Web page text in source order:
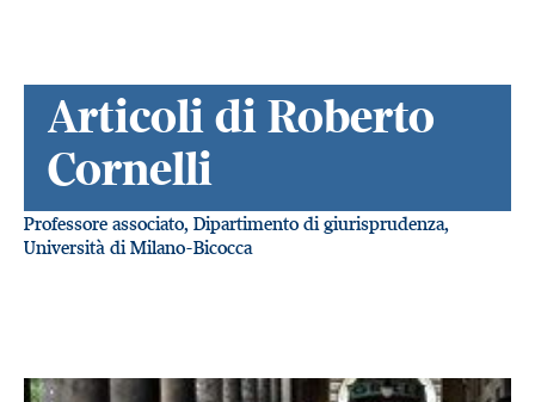
Articoli di Roberto
Cornelli
Professore associato, Dipartimento di giurisprudenza,
Università di Milano-Bicocca